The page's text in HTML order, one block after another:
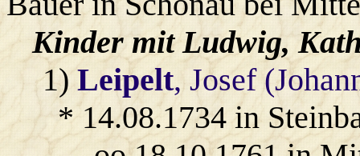
Kinder mitLudwig,
1)Leipelt, Josef
* 14.08.1734 in